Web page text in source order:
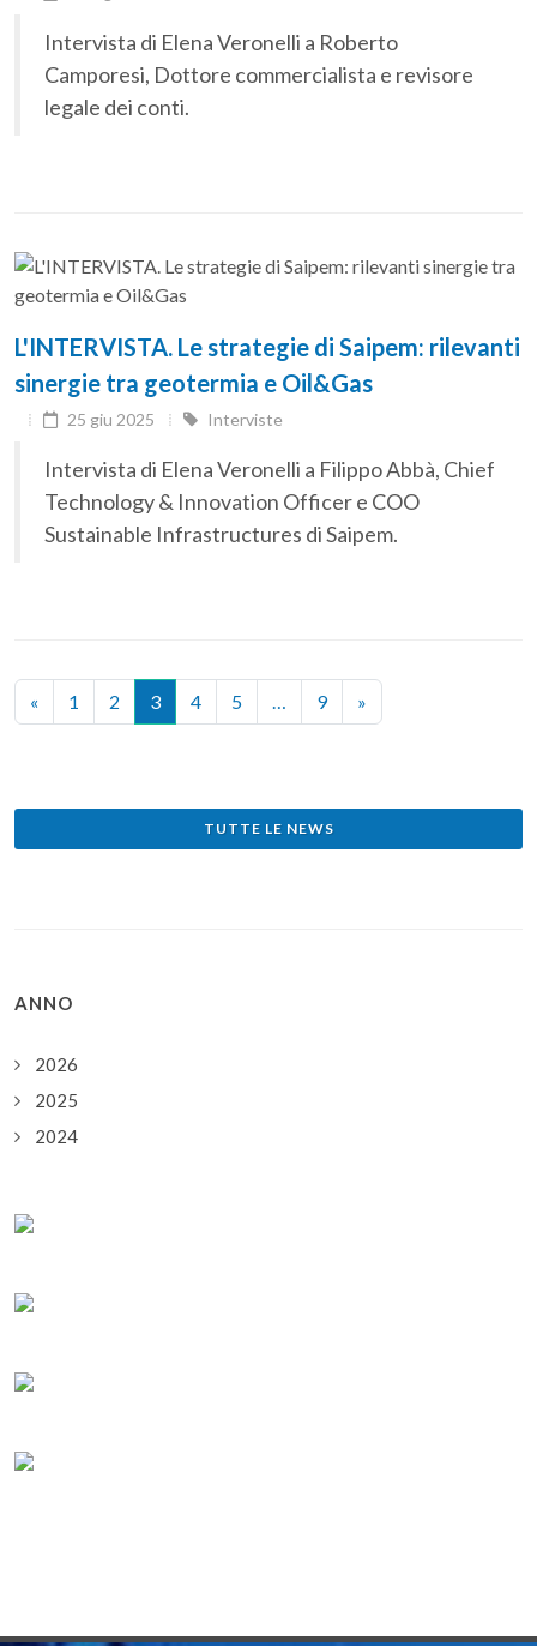
Intervista di Elena Veronelli a Roberto
Camporesi, Dottore commercialista e revisore
legale dei conti.
L'INTERVISTA. Le strategie di Saipem: rilevanti
sinergie tra geotermia e Oil&Gas
25 giu 2025 Interviste
Intervista di Elena Veronelli a Filippo Abbà, Chief
Technology & Innovation Officer e COO
Sustainable Infrastructures di Saipem.
« 1 2 3 4 5 … 9 »
TUTTE LE NEWS
ANNO
2026
2025
2024